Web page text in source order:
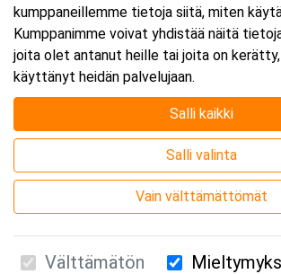
Lisää tapahtuma kalenteriisi
Webinaari
kumppaneillemme tietoja siitä, miten
Kumppanimme voivat yhdistää näitä
joita olet antanut heille tai joita on
käyttänyt heidän palvelujaan.
Salli kaikki
Salli valinta
Vain välttämättömät
Välttämätön